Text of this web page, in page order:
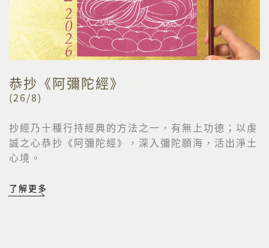
恭抄《阿彌陀經》
(26/8)
抄經乃十種行持經典的方法之一，有無上功德；以虔
誠之心恭抄《阿彌陀經》，深入彌陀願海，活出淨土
心境。
了解更多